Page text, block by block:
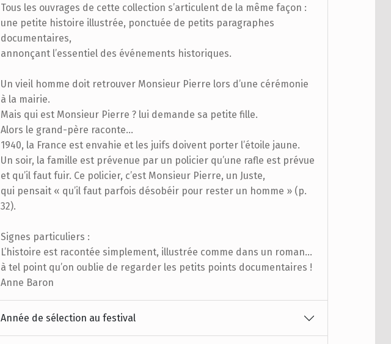
Tous les ouvrages de cette collection s’articulent de la même façon :
une petite histoire illustrée, ponctuée de petits paragraphes
documentaires,
annonçant l’essentiel des événements historiques.
Un vieil homme doit retrouver Monsieur Pierre lors d’une cérémonie
à la mairie.
Mais qui est Monsieur Pierre ? lui demande sa petite fille.
Alors le grand-père raconte...
1940, la France est envahie et les juifs doivent porter l’étoile jaune.
Un soir, la famille est prévenue par un policier qu’une rafle est prévue
et qu’il faut fuir. Ce policier, c’est Monsieur Pierre, un Juste,
qui pensait « qu’il faut parfois désobéir pour rester un homme » (p.
32).
Signes particuliers :
L’histoire est racontée simplement, illustrée comme dans un roman...
à tel point qu’on oublie de regarder les petits points documentaires !
Anne Baron
Année de sélection au festival